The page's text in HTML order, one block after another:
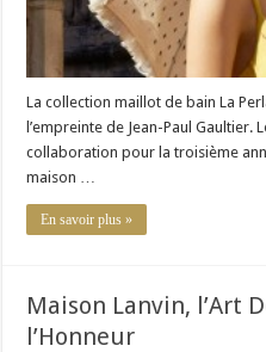
La collection maillot de bain La
l’empreinte de Jean-Paul Gaultier.
collaboration pour la troisième
maison …
En savoir plus »
Maison Lanvin, l’Art
l’Honneur